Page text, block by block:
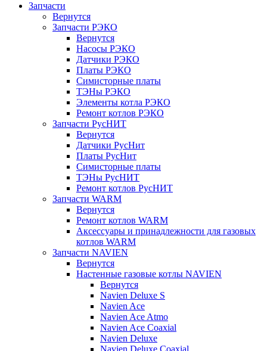
Запчасти
Вернутся
Запчасти РЭКО
Вернутся
Насосы РЭКО
Датчики РЭКО
Платы РЭКО
Симисторные платы
ТЭНы РЭКО
Элементы котла РЭКО
Ремонт котлов РЭКО
Запчасти РусНИТ
Вернутся
Датчики РусНит
Платы РусНит
Симисторные платы
ТЭНы РусНИТ
Ремонт котлов РусНИТ
Запчасти WARM
Вернутся
Ремонт котлов WARM
Аксессуары и принадлежности для газовых
котлов WARM
Запчасти NAVIEN
Вернутся
Настенные газовые котлы NAVIEN
Вернутся
Navien Deluxe S
Navien Ace
Navien Ace Atmo
Navien Ace Coaxial
Navien Deluxe
Navien Deluxe Coaxial